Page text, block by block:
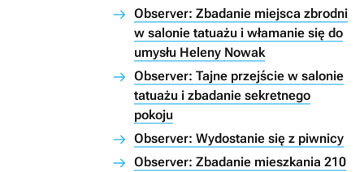
Observer: Zbadanie miejsca zbrodni
w salonie tatuażu i włamanie się do
umysłu Heleny Nowak
Observer: Tajne przejście w salonie
tatuażu i zbadanie sekretnego
pokoju
Observer: Wydostanie się z piwnicy
Observer: Zbadanie mieszkania 210